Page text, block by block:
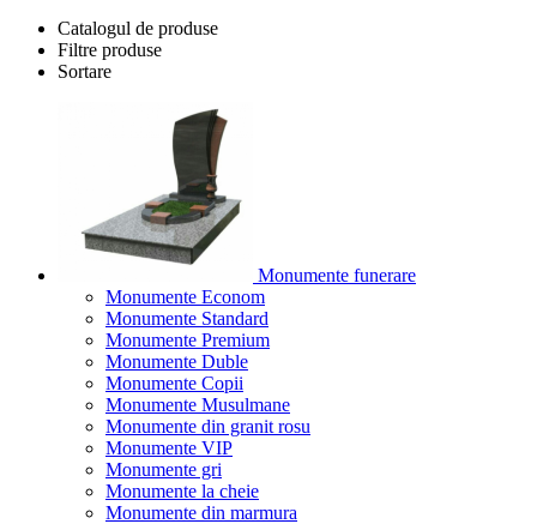
Catalogul de produse
Filtre produse
Sortare
Monumente funerare
Monumente Econom
Monumente Standard
Monumente Premium
Monumente Duble
Monumente Copii
Monumente Musulmane
Monumente din granit rosu
Monumente VIP
Monumente gri
Monumente la cheie
Monumente din marmura